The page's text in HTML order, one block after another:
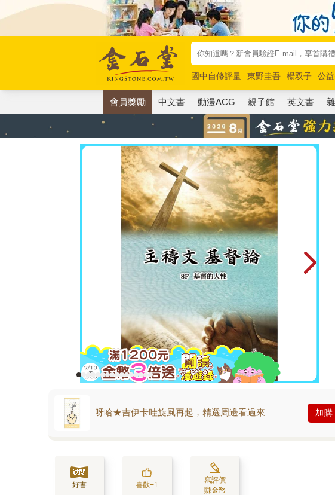
國中自修評量 東野圭吾 楊双子 公
唯紅花綻放
奧德賽 路邊攤新作 馬
會員獎勵 中文書 動漫ACG 親子館 英文書
呀哈★吉伊卡哇旋風再起，精選周邊看過來 加購
好書 喜歡+1
寫評價
賺金幣